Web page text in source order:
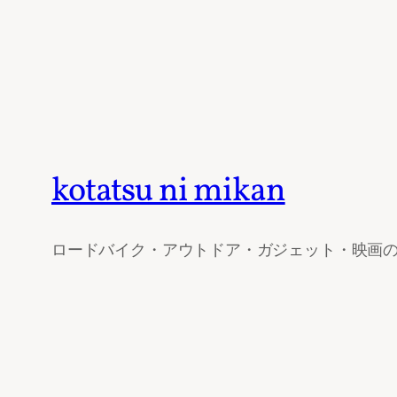
kotatsu ni mikan
ロードバイク・アウトドア・ガジェット・映画